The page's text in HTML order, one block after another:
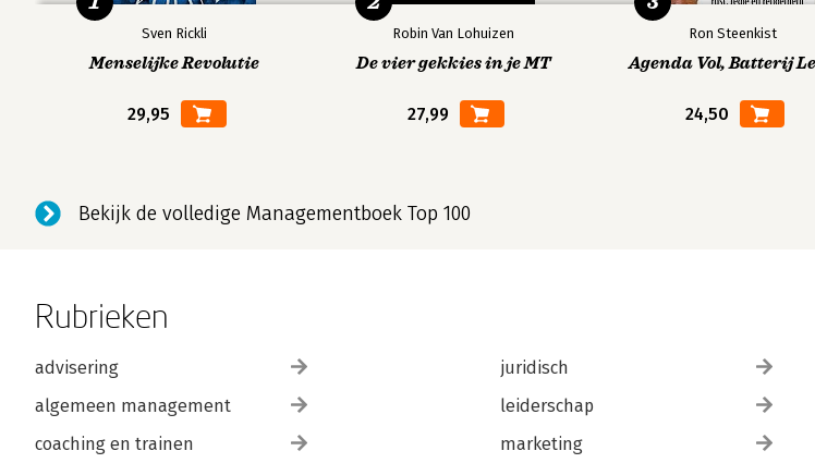
Sven Rickli
Menselijke Revolutie
29,95
Robin Van Lohuizen
De vier gekkies in je MT
27,99
Ron Steenkist
Agenda Vol, Batterij
24,50
Bekijk de volledige Managementboek Top 100
Rubrieken
advisering
algemeen management
coaching en trainen
juridisch
leiderschap
marketing